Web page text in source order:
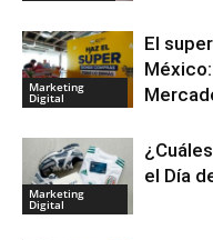
Marketing
Digital
El
Marketing
Digital
el Día